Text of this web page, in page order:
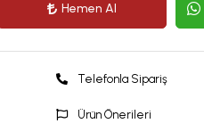
Hemen Al
Telefonla Sipariş
Ürün Önerileri